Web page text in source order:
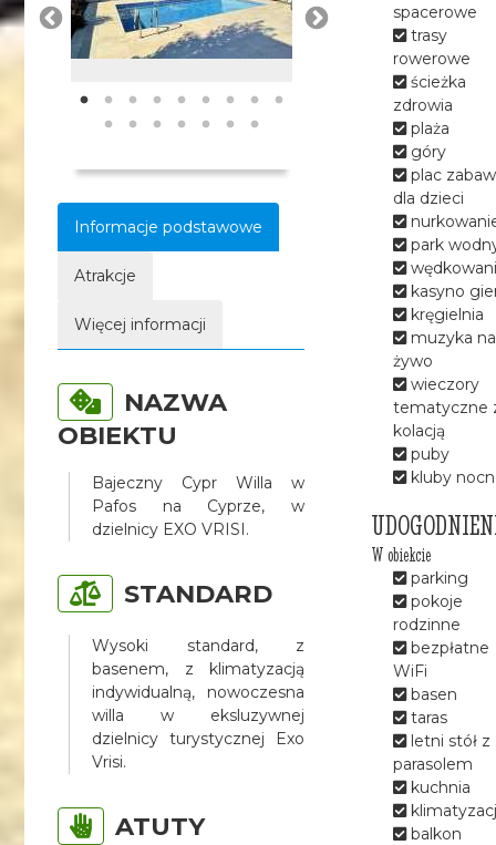
Informacje podstawowe
Atrakcje
Więcej informacji
NAZWA
OBIEKTU
Bajeczny Cypr Willa w
Pafos na Cyprze, w
dzielnicy EXO VRISI.
STANDARD
Wysoki standard, z
basenem, z klimatyzacją
indywidualną, nowoczesna
willa w eksluzywnej
dzielnicy turystycznej Exo
Vrisi.
ATUTY
spacerowe
trasy
rowerowe
ścieżka
zdrowia
plaża
góry
plac zabaw
dla dzieci
park
kasyno
kręgielnia
muzyka na
żywo
wieczory
tematyczne
kolacją
puby
kluby
W obiekcie
parking
pokoje
rodzinne
bezpłatne
WiFi
basen
taras
letni stół z
parasolem
kuchnia
balkon